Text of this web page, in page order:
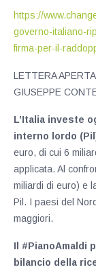
https://
governo-italiano-
firma-per-il-
LETTERA
GIUSEPPE
L’Italia investe
interno lordo
euro, di cui 6
applicata. Al
miliardi di euro) e
Pil. I paesi del
maggiori.
Il #PianoAmaldi
bilancio della